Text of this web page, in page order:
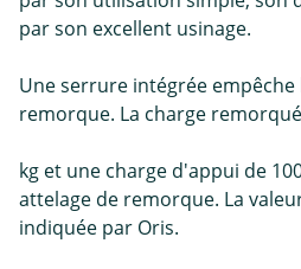
par son excellent usinage.
Une serrure intégrée
remorque. La charge
kg et une charge d'appui de
attelage de remorque. La
indiquée par Oris.